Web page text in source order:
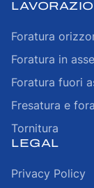
Foratura
Foratura in asse
Foratura fuori
Fresatura e
Tornitura
LEGAL
Privacy Policy